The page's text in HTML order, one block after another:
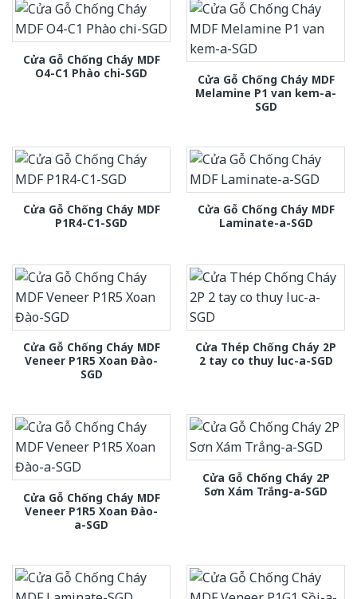
Cửa Gỗ Chống Cháy MDF
O4-C1 Phào chi-SGD
Cửa Gỗ Chống Cháy MDF
Melamine P1 van kem-a-
SGD
Cửa Gỗ Chống Cháy MDF
P1R4-C1-SGD
Cửa Gỗ Chống Cháy MDF
Laminate-a-SGD
Cửa Gỗ Chống Cháy MDF
Veneer P1R5 Xoan Đào-
SGD
Cửa Thép Chống Cháy 2P
2 tay co thuy luc-a-SGD
Cửa Gỗ Chống Cháy MDF
Veneer P1R5 Xoan Đào-
a-SGD
Cửa Gỗ Chống Cháy 2P
Sơn Xám Trắng-a-SGD